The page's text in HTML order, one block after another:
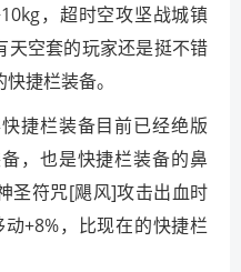
，超时空攻坚战城镇
天空套的玩家还是挺不错
捷栏装备。
捷栏装备目前已经绝版
，也是快捷栏装备的鼻
圣符咒[飓风]攻击出血时
+8%，比现在的快捷栏